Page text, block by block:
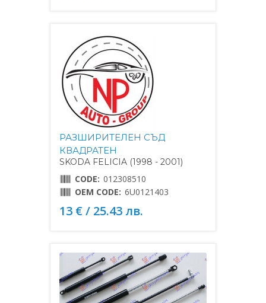
РАЗШИРИТЕЛЕН СЪД
КВАДРАТЕН
SKODA FELICIA (1998 - 2001)
CODE: 012308510
OEM CODE: 6U0121403
13 € / 25.43 лв.